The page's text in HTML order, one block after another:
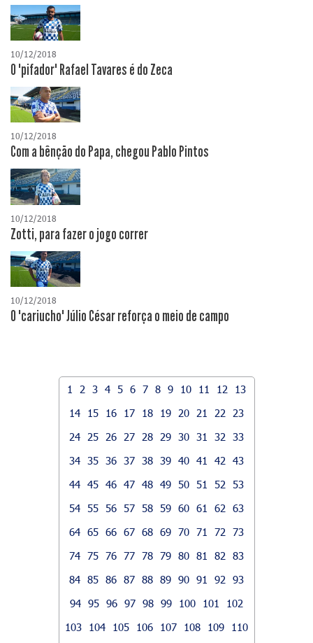
10/12/2018
O "pifador" Rafael Tavares é do Zeca
10/12/2018
Com a bênção do Papa, chegou Pablo Pintos
10/12/2018
Zotti, para fazer o jogo correr
10/12/2018
O "cariucho" Júlio César reforça o meio de campo
1 2 3 4 5 6 7 8 9 10 11 12
13
14
15 16 17 18 19 20 21 22
23
24
25 26 27 28 29 30 31 32
33
34 35 36 37 38 39 40 41 42
43
44 45 46 47 48 49 50 51 52
53
54 55 56 57 58 59 60 61 62
63
64 65 66 67 68 69 70 71 72
73
74 75 76 77 78 79 80 81 82
83
84 85 86 87 88 89 90 91 92
93
94 95 96 97 98 99 100 101
102
103
104 105 106 107 108 109
110